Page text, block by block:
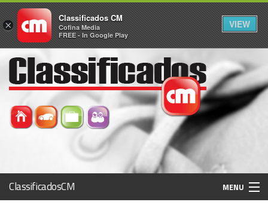
ClassificadosCM MENU
×
Classificados CM
Cofina Media
FREE - In Google Play
VIEW